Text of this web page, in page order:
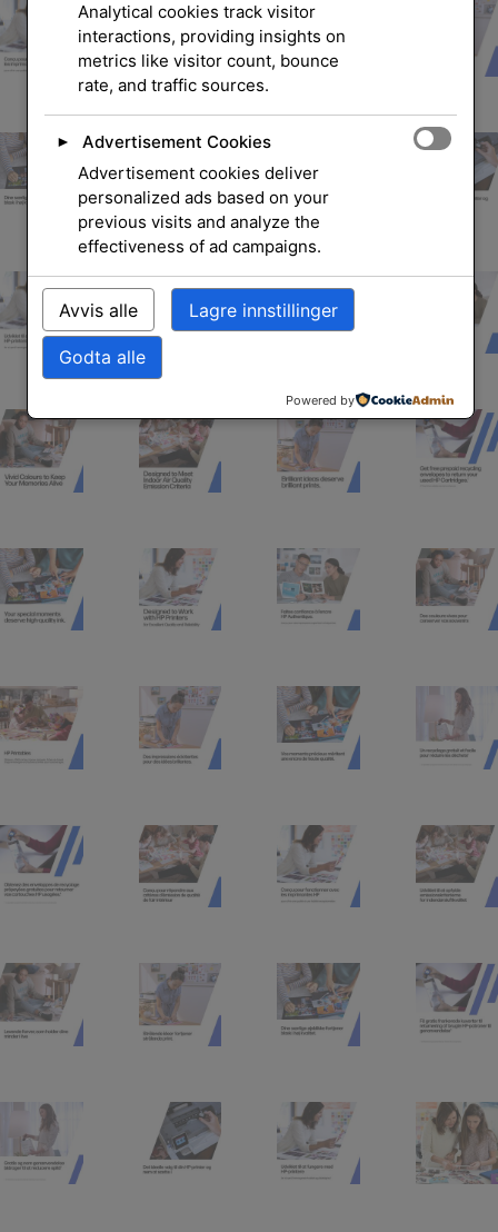
Analytical cookies track visitor
interactions, providing insights on
metrics like visitor count, bounce
rate, and traffic sources.
►
Advertisement Cookies
Advertisement cookies deliver
personalized ads based on your
previous visits and analyze the
effectiveness of ad campaigns.
Avvis alle Lagre innstillinger
Godta alle
Powered by